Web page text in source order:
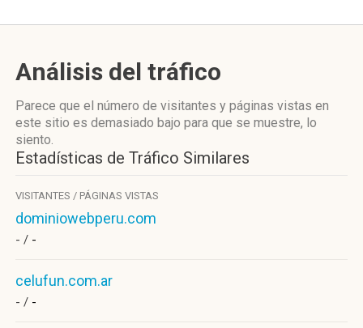
Análisis del tráfico
Parece que el número de visitantes y páginas vistas en
este sitio es demasiado bajo para que se muestre, lo
siento.
Estadísticas de Tráfico Similares
VISITANTES / PÁGINAS VISTAS
dominiowebperu.com
- / -
celufun.com.ar
- / -